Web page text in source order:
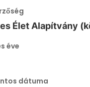
Élet Alapítvány
éve
dátuma